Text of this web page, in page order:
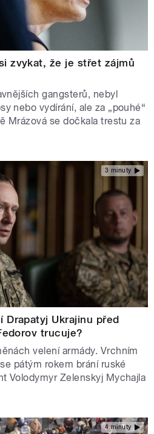
zvykat, že je střet zájmů
gangsterů, nebyl
nebo vydírání, ale za „pouhé“
Mrázová se dočkala trestu za
3 minuty
Drapatyj Ukrajinu před
trucuje?
velení armády. Vrchním
pátým rokem brání ruské
Volodymyr Zelenskyj Mychajla
4 minuty